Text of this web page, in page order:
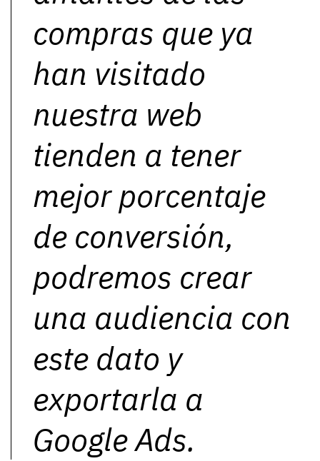
compras que ya
han visitado
nuestra web
tienden a tener
mejor porcentaje
de conversión,
podremos crear
una audiencia con
este dato y
exportarla a
Google Ads.